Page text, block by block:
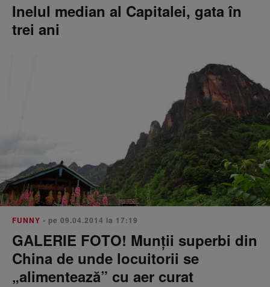
Inelul median al Capitalei, gata în
trei ani
FUNNY • pe 09.04.2014 la 17:19
GALERIE FOTO! Munții superbi din
China de unde locuitorii se
„alimentează” cu aer curat